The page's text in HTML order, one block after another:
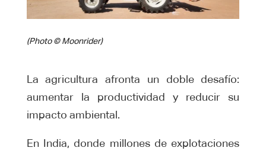
(Photo © Moonrider)
La agricultura afronta un doble desafío:
aumentar la productividad y reducir su
impacto ambiental.
En India, donde millones de explotaciones